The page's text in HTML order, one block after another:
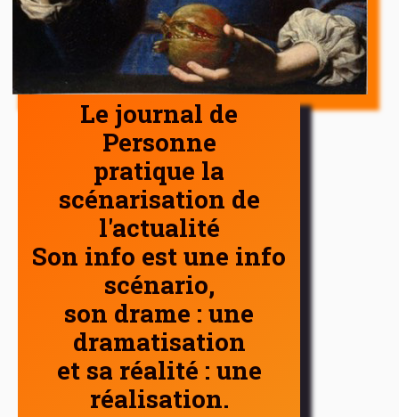
Le journal de
Personne
pratique la
scénarisation de
l'actualité
Son info est une info
scénario,
son drame : une
dramatisation
et sa réalité : une
réalisation.